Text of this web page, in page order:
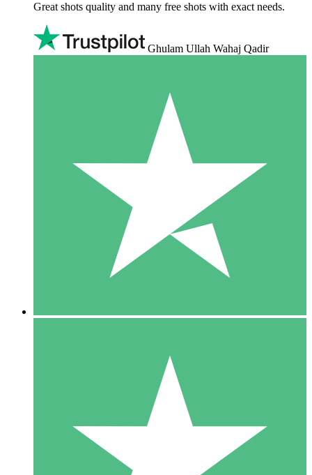
Great shots quality and many free shots with exact needs.
Ghulam Ullah Wahaj Qadir